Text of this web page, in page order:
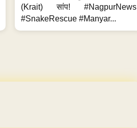
(Krait) सांप! #NagpurNews
#SnakeRescue #Manyar...